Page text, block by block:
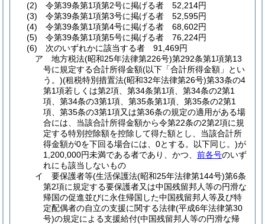
(2)
令第39条第1項第2号に掲げる者 52,214円
(3)
令第39条第1項第3号に掲げる者 52,595円
(4)
令第39条第1項第4号に掲げる者 68,602円
(5)
令第39条第1項第5号に掲げる者 76,224円
(6)
次のいずれかに該当する者 91,469円
ア
地方税法(昭和25年法律第226号)第292条第1項第13
号に規定する合計所得金額(以下「合計所得金額」とい
う。)(租税特別措置法(昭和32年法律第26号)第33条の4
第1項若しくは第2項、第34条第1項、第34条の2第1
項、第34条の3第1項、第35条第1項、第35条の2第1
項、第35条の3第1項又は第36条の規定の適用がある場
合には、当該合計所得金額から令第22条の2第2項に規
定する特別控除額を控除して得た額とし、当該合計所
得金額が0を下回る場合には、0とする。以下同じ。)が
1,200,000円未満である者であり、かつ、 前各号のいず
れにも該当しないもの
イ
要保護者等(生活保護法(昭和25年法律第144号)第6条
第2項に規定する要保護者又は中国残留邦人等の円滑な
帰国の促進並びに永住帰国した中国残留邦人等及び特
定配偶者の自立の支援に関する法律(平成6年法律第30
号)の規定による支援給付(中国残留邦人等の円滑な帰